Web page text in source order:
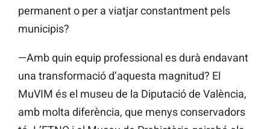
permanent o per a viatjar constantment pels
municipis?
—Amb quin equip professional es durà endavant
una transformació d’aquesta magnitud? El
MuVIM és el museu de la Diputació de València,
amb molta diferència, que menys conservadors